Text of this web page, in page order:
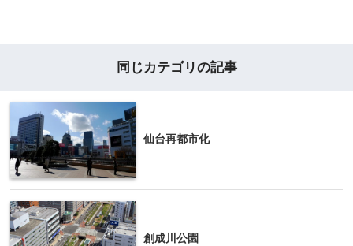
同じカテゴリの記事
仙台再都市化
創成川公園